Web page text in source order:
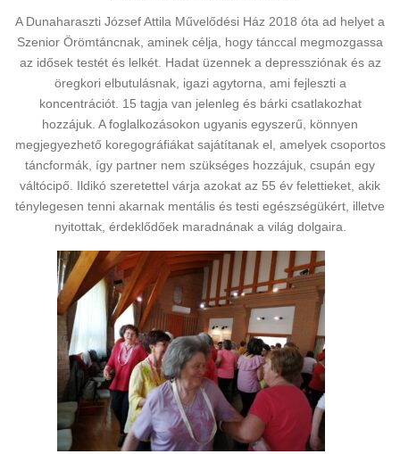
A Dunaharaszti József Attila Művelődési Ház 2018 óta ad helyet a
Szenior Örömtáncnak, aminek célja, hogy tánccal megmozgassa
az idősek testét és lelkét. Hadat üzennek a depressziónak és az
öregkori elbutulásnak, igazi agytorna, ami fejleszti a
koncentrációt. 15 tagja van jelenleg és bárki csatlakozhat
hozzájuk. A foglalkozásokon ugyanis egyszerű, könnyen
megjegyezhető koregográfiákat sajátítanak el, amelyek csoportos
táncformák, így partner nem szükséges hozzájuk, csupán egy
váltócipő. Ildikó szeretettel várja azokat az 55 év felettieket, akik
ténylegesen tenni akarnak mentális és testi egészségükért, illetve
nyitottak, érdeklődőek maradnának a világ dolgaira.